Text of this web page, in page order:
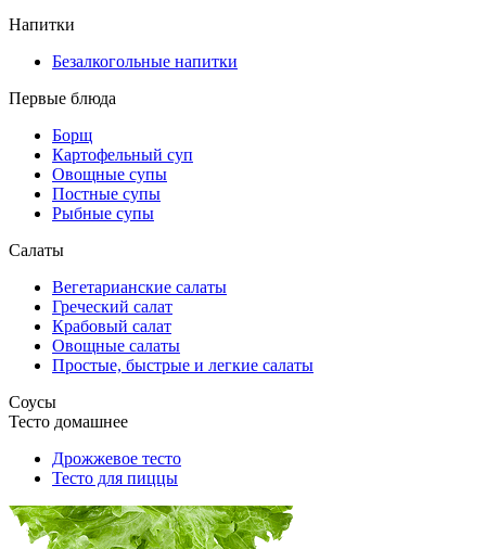
Напитки
Безалкогольные напитки
Первые блюда
Борщ
Картофельный суп
Овощные супы
Постные супы
Рыбные супы
Салаты
Вегетарианские салаты
Греческий салат
Крабовый салат
Овощные салаты
Простые, быстрые и легкие салаты
Соусы
Тесто домашнее
Дрожжевое тесто
Тесто для пиццы